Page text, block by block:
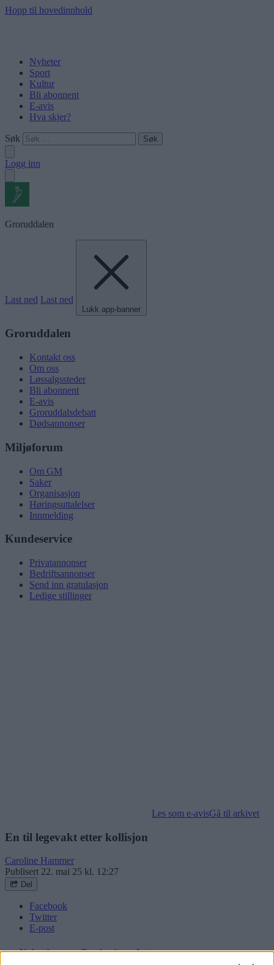
Hopp til hovedinnhold
Nyheter
Sport
Kultur
Bli abonnent
E-avis
Hva skjer?
Søk
Logg inn
Groruddalen
Last ned Last ned
Lukk app-banner
Groruddalen
Kontakt oss
Om oss
Løssalgssteder
Bli abonnent
E-avis
Groruddalsdebatt
Dødsannonser
Miljøforum
Om GM
Saker
Organisasjon
Høringsuttalelser
Innmelding
Kundeservice
Privatannonser
Bedriftsannonser
Send inn gratulasjon
Ledige stillinger
Les som e-avisGå til arkivet
En til legevakt etter kollisjon
Caroline Hammer
Publisert 22. mai 25 kl. 12:27
Del
Facebook
Twitter
E-post
Nyhetsbrev Facebook
Instagram